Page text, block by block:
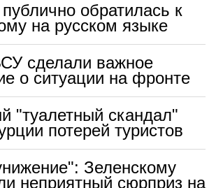
обратилась к
на русском языке
сделали важное
о ситуации на фронте
"туалетный скандал"
потерей туристов
Зеленскому
неприятный сюрприз на